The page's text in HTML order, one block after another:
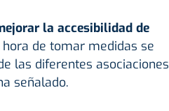
la accesibilidad de
hora de tomar medidas se
las diferentes asociaciones
señalado.